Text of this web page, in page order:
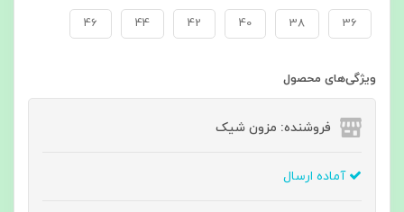
36
38
40
42
44
46
ویژگی‌های محصول
فروشنده: مزون شیک
آماده ارسال